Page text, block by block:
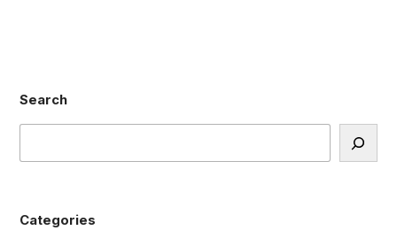
Search
r
Categories